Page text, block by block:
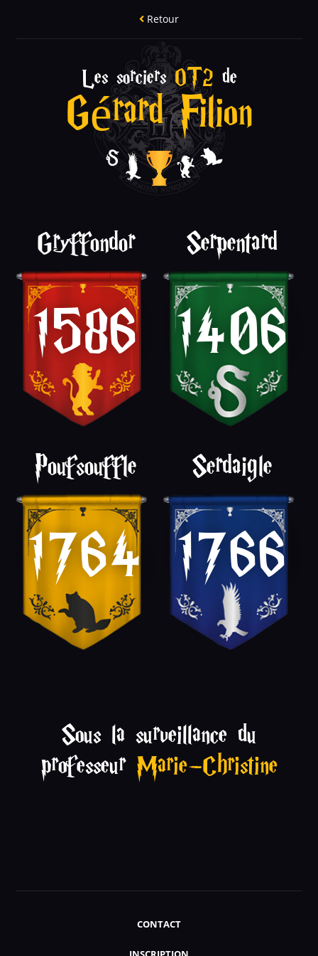
Retour
Les sorciersOT2 de
Gérard Filion
Gryffondor
1586
Serpentard
1406
Poufsouffle
1764
Serdaigle
1766
Sous la surveillance du
professeur Marie-Christine
CONTACT